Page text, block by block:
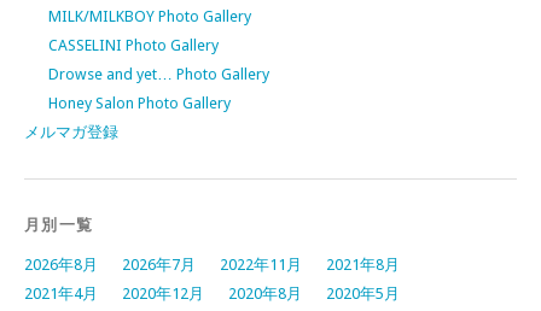
MILK/MILKBOY Photo Gallery
CASSELINI Photo Gallery
Drowse and yet… Photo Gallery
Honey Salon Photo Gallery
メルマガ登録
月別一覧
2026年8月 2026年7月 2022年11月
2021年8月
2021年4月
2020年12月 2020年8月
2020年5月